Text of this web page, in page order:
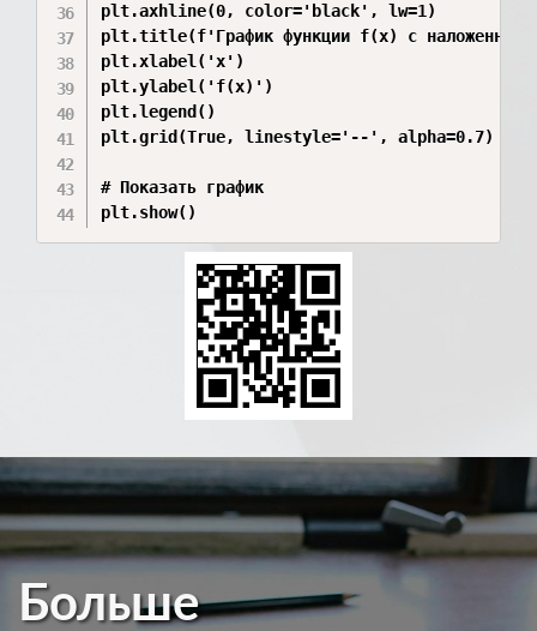
plt.axhline(0, color='black', lw=1)
plt.title(f'График функции f(x) с
plt.xlabel('x')
plt.ylabel('f(x)')
plt.legend()
plt.grid(True, linestyle='--', alpha=0.7)
# Показать график
Больше